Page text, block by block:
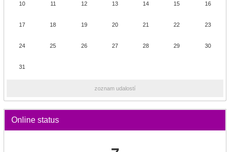
10 11 12 13 14 15 16
17 18 19 20 21 22 23
24 25 26 27 28 29 30
31
zoznam udalostí
Online status